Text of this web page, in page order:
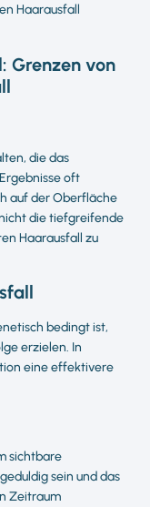
Haarausfall
Grenzen von
die das
oft
auf der Oberfläche
die tiefgreifende
Haarausfall zu
bedingt ist,
erzielen. In
eine effektivere
sichtbare
sein und das
Zeitraum